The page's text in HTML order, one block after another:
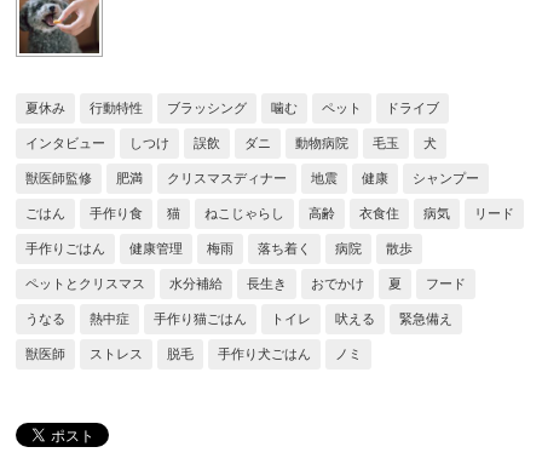
夏休み 行動特性 ブラッシング 噛む ペット ドライブ
インタビュー しつけ 誤飲 ダニ 動物病院 毛玉 犬
獣医師監修 肥満 クリスマスディナー 地震 健康 シャンプー
ごはん 手作り食 猫 ねこじゃらし 高齢 衣食住 病気 リード
手作りごはん 健康管理 梅雨 落ち着く 病院 散歩
ペットとクリスマス 水分補給 長生き おでかけ 夏 フード
うなる 熱中症 手作り猫ごはん トイレ 吠える 緊急備え
獣医師 ストレス 脱毛 手作り犬ごはん ノミ